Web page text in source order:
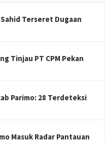
Terseret Dugaan
Tinjau PT CPM Pekan
Parimo: 28 Terdeteksi
Masuk Radar Pantauan